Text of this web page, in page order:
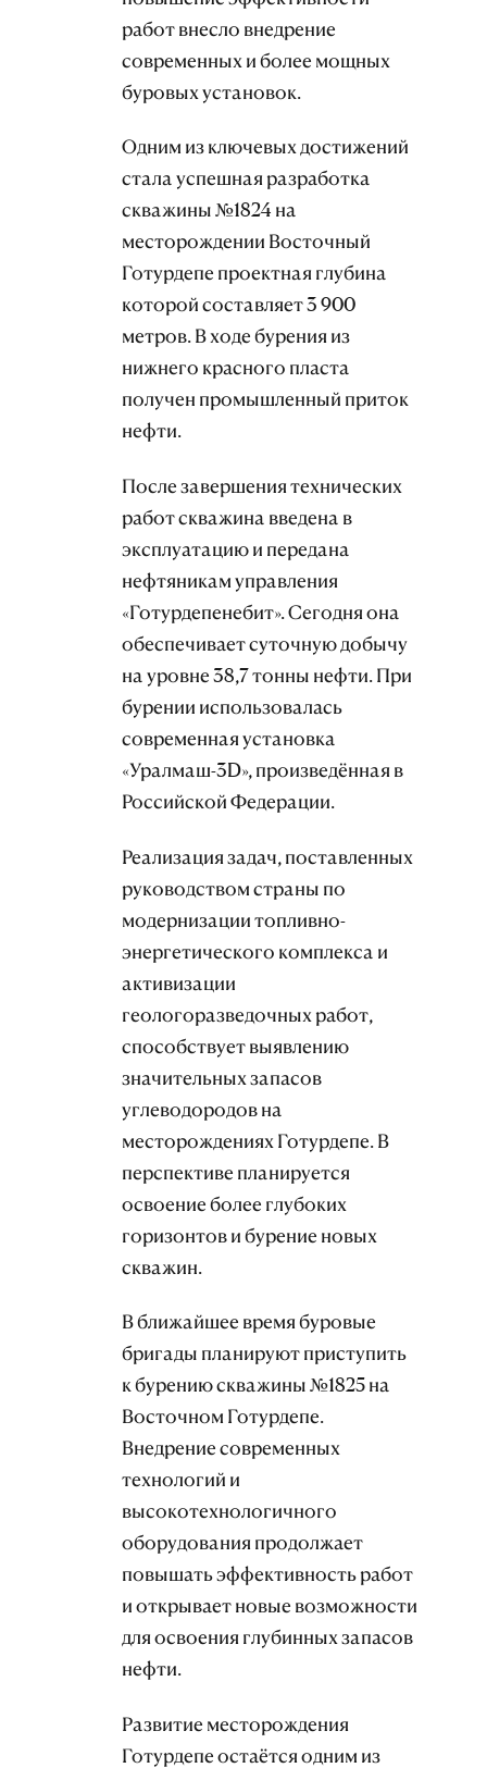
работ внесло внедрение
современных и более мощных
буровых установок.
Одним из ключевых достижений
стала успешная разработка
скважины №1824 на
месторождении Восточный
Готурдепе проектная глубина
которой составляет 3 900
метров. В ходе бурения из
нижнего красного пласта
получен промышленный приток
нефти.
После завершения технических
работ скважина введена в
эксплуатацию и передана
нефтяникам управления
«Готурдепенебит». Сегодня она
обеспечивает суточную добычу
на уровне 38,7 тонны нефти. При
бурении использовалась
современная установка
«Уралмаш-3D», произведённая в
Российской Федерации.
Реализация задач, поставленных
руководством страны по
модернизации топливно-
энергетического комплекса и
активизации
геологоразведочных работ,
способствует выявлению
значительных запасов
углеводородов на
месторождениях Готурдепе. В
перспективе планируется
освоение более глубоких
горизонтов и бурение новых
скважин.
В ближайшее время буровые
бригады планируют приступить
к бурению скважины №1825 на
Восточном Готурдепе.
Внедрение современных
технологий и
высокотехнологичного
оборудования продолжает
повышать эффективность работ
и открывает новые возможности
для освоения глубинных запасов
нефти.
Развитие месторождения
Готурдепе остаётся одним из